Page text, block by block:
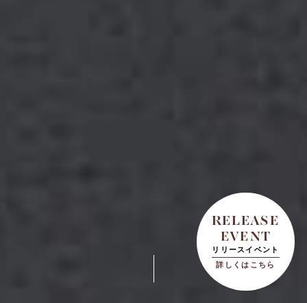
RELEASE
EVENT
リリースイベント
詳しくはこちら